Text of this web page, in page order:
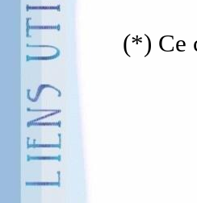
(*) Ce